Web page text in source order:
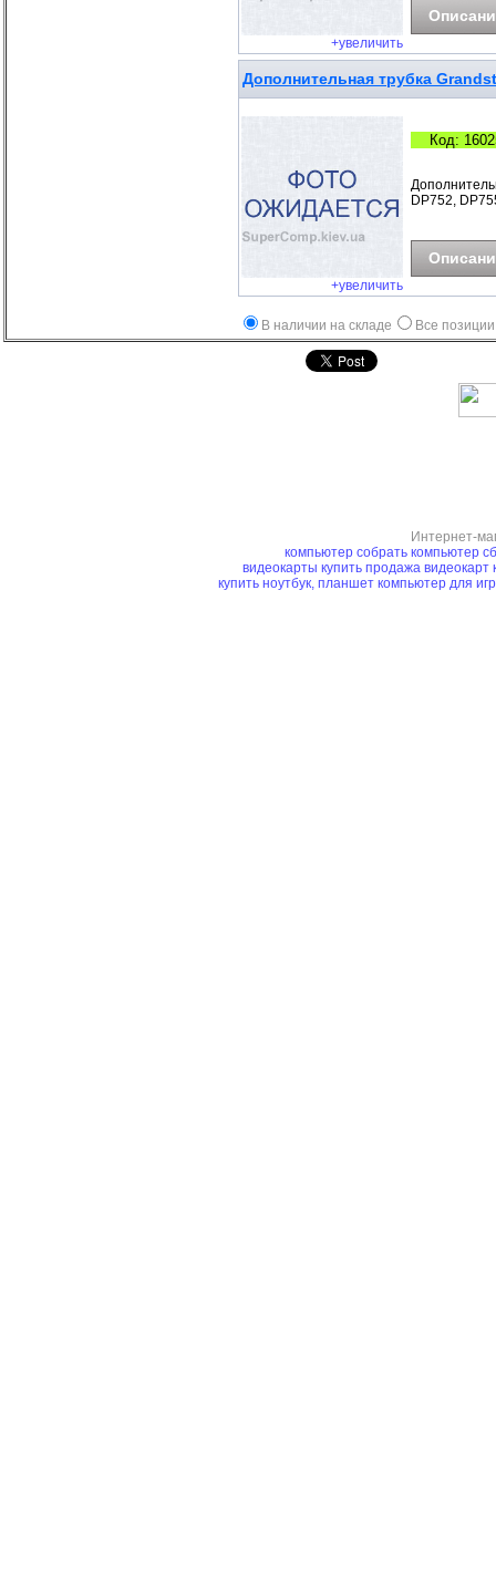
+увеличить
Дополнительная трубка
+увеличить
Код:
DP752,
В наличии на складе Все позиции
Интернет-
компьютер собрать компьютер
видеокарты купить продажа видеокарт
купить ноутбук, планшет компьютер для